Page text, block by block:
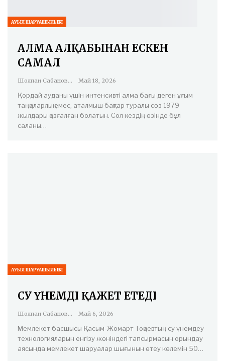
АУЫЛ ШАРУАШЫЛЫҒЫ
АЛМА АЛҚАБЫНАН ЕСКЕН
САМАЛ
Шолпан Сабанова Май 18, 2026
Қордай ауданы үшін интенсивті алма бағы деген ұғым
таңқаларлық емес, аталмыш бақтар туралы сөз 1979
жылдары қозғалған болатын. Сол кездің өзінде бұл
саланы…
АУЫЛ ШАРУАШЫЛЫҒЫ
СУ ҮНЕМДІ ҚАЖЕТ ЕТЕДІ
Шолпан Сабанова Май 6, 2026
Мемлекет басшысы Қасым-Жомарт Тоқаевтың су үнемдеу
технологияларын енгізу жөніндегі тапсырмасын орындау
аясында мемлекет шаруалар шығынын өтеу көлемін 50…